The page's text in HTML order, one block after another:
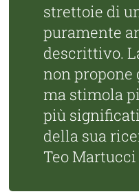
strettoie di
puramente
descrittivo.
non
ma stimola
più
della sua
Teo Martucci